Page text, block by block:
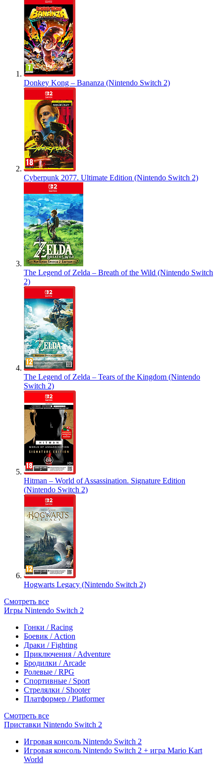
Donkey Kong – Bananza (Nintendo Switch 2)
Cyberpunk 2077. Ultimate Edition (Nintendo Switch 2)
The Legend of Zelda – Breath of the Wild (Nintendo Switch
2)
The Legend of Zelda – Tears of the Kingdom (Nintendo
Switch 2)
Hitman – World of Assassination. Signature Edition
(Nintendo Switch 2)
Hogwarts Legacy (Nintendo Switch 2)
Смотреть все
Игры Nintendo Switch 2
Гонки / Racing
Боевик / Action
Драки / Fighting
Приключения / Adventure
Бродилки / Arcade
Ролевые / RPG
Спортивные / Sport
Стрелялки / Shooter
Платформер / Platformer
Смотреть все
Приставки Nintendo Switch 2
Игровая консоль Nintendo Switch 2
Игровая консоль Nintendo Switch 2 + игра Mario Kart
World